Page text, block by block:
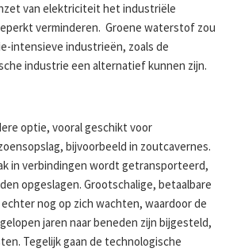
van elektriciteit het industriële
verminderen. Groene waterstof zou
intensieve industrieën, zoals de
industrie een alternatief kunnen zijn.
optie, vooral geschikt voor
bijvoorbeeld in zoutcavernes.
in verbindingen wordt getransporteerd,
opgeslagen. Grootschalige, betaalbare
nog op zich wachten, waardoor de
jaren naar beneden zijn bijgesteld,
Tegelijk gaan de technologische